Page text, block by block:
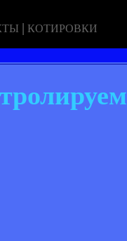
| КОТИРОВКИ